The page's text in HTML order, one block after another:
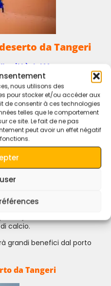
nous utilisons des
pour stocker et/ou accéder aux
de consentir à ces technologies
telles que le comportement
ce site. Le fait de ne pas
peut avoir un effet négatif
da Tangeri
città del Marocco
X secolo a.C. Nata
e centro commerciale,
incontro per molte
zona internazionale
e divenne meta di
scrittori e
1960. All’inizio del 21°
I progetti includono
un moderno quartiere
calcio.
da Tangeri